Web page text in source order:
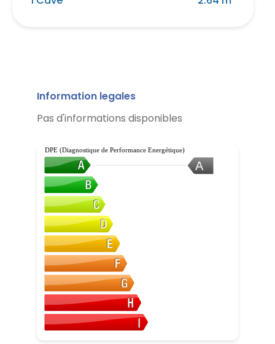
Information legales
Pas d'informations disponibles
A
DPE (Diagnostique de Performance Energétique)